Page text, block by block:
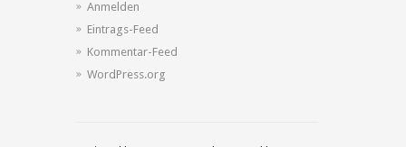
Anmelden
Eintrags-Feed
Kommentar-Feed
WordPress.org